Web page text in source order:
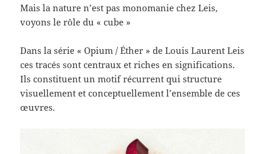
Mais la nature n’est pas monomanie chez Leis,
voyons le rôle du « cube »
Dans la série « Opium / Éther » de Louis Laurent Leis
ces tracés sont centraux et riches en significations.
Ils constituent un motif récurrent qui structure
visuellement et conceptuellement l’ensemble de ces
œuvres.